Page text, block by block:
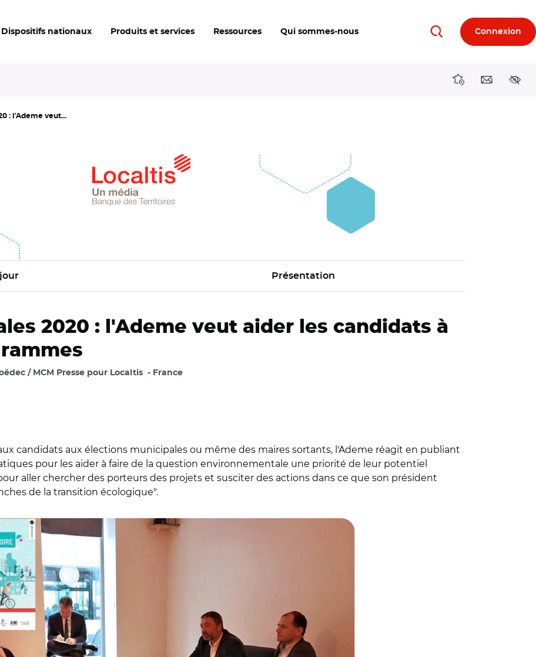
Dispositifs nationaux Produits et services Ressources Qui sommes-nous RechercherConnexion
DirectionsContact
: l'Ademe veut...
Présentation
2020 : l'Ademe veut aider les candidats à
/ MCM Presse pour Localtis France
candidats aux élections municipales ou même des maires sortants, l'Ademe réagit en publiant
pour les aider à faire de la question environnementale une priorité de leur potentiel
aller chercher des porteurs des projets et susciter des actions dans ce que son président
de la transition écologique".